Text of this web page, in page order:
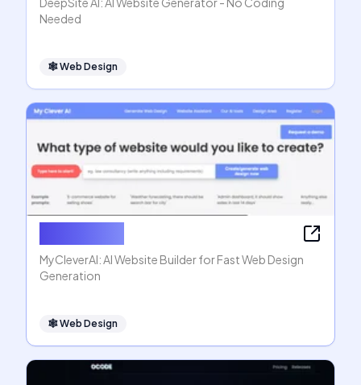
Needed
🕸Web Design
MyCleverAI: AI Website Builder for Fast Web Design
Generation
🕸Web Design